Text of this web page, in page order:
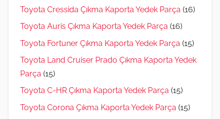
Toyota Cressida Çıkma Kaporta Yedek Parça (16)
Toyota Auris Çıkma Kaporta Yedek Parça (16)
Toyota Fortuner Çıkma Kaporta Yedek Parça (15)
Toyota Land Cruiser Prado Çıkma Kaporta Yedek
Parça (15)
Toyota C-HR Çıkma Kaporta Yedek Parça (15)
Toyota Corona Çıkma Kaporta Yedek Parça (15)